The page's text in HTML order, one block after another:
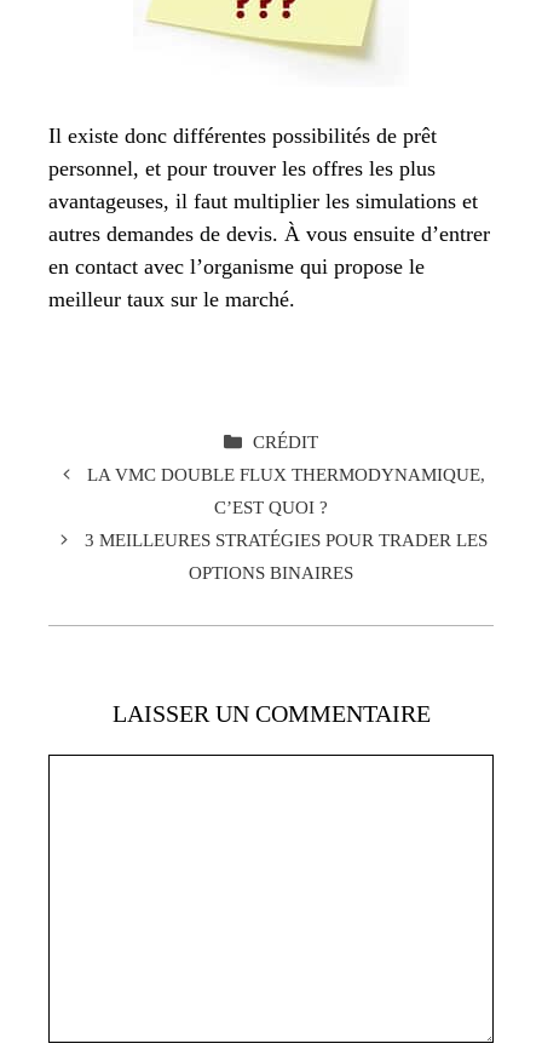
Il existe donc différentes possibilités de prêt
personnel, et pour trouver les offres les plus
avantageuses, il faut multiplier les simulations et
autres demandes de devis. À vous ensuite d’entrer
en contact avec l’organisme qui propose le
meilleur taux sur le marché.
CATÉGORIES
CRÉDIT
LA VMC DOUBLE FLUX THERMODYNAMIQUE,
C’EST QUOI ?
3 MEILLEURES STRATÉGIES POUR TRADER LES
OPTIONS BINAIRES
LAISSER UN COMMENTAIRE